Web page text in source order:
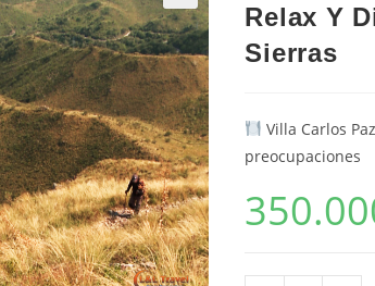
Relax Y
Sierras
Villa Carlos
preocupaciones